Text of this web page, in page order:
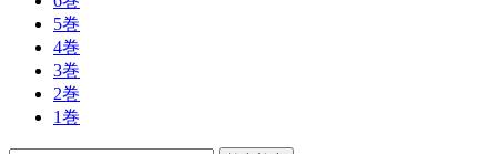
5巻
4巻
3巻
2巻
1巻